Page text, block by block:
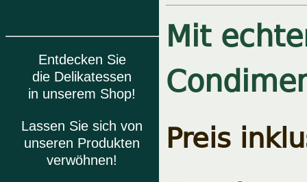
Entdecken Sie
die Delikatessen
in unserem Shop!
Lassen Sie sich von
unseren Produkten
verwöhnen!
Mit
Preis